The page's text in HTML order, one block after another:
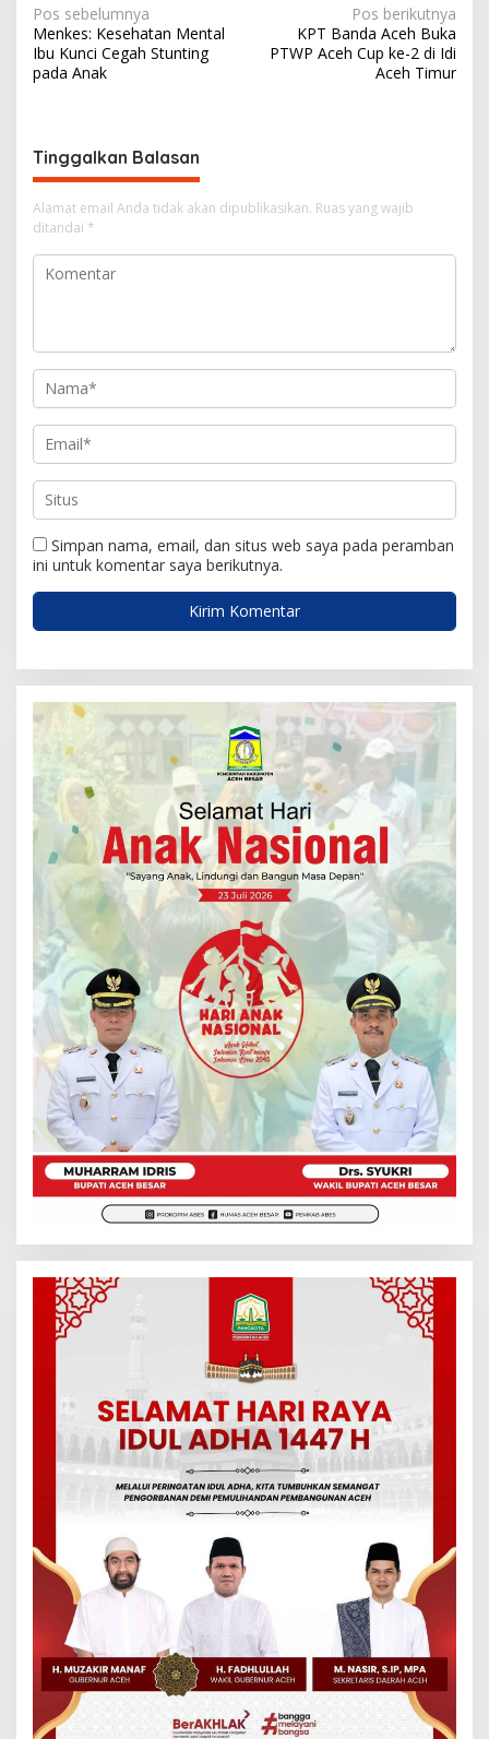
N
a
v
g
a
s
i
p
Pos sebelumnya
Menkes: Kesehatan Mental
Ibu Kunci Cegah Stunting
pada Anak
Pos berikutnya
KPT Banda Aceh Buka
PTWP Aceh Cup ke-2 di Idi
Aceh Timur
Tinggalkan Balasan
Alamat email Anda tidak akan dipublikasikan. Ruas yang wajib
ditandai *
Simpan nama, email, dan situs web saya pada peramban
ini untuk komentar saya berikutnya.